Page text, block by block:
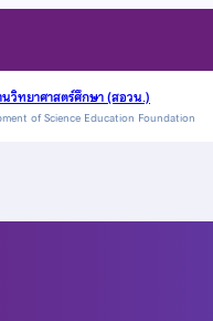
วิทยาศาสตร์ศึกษา (สอวน.)
of Science Education Foundation